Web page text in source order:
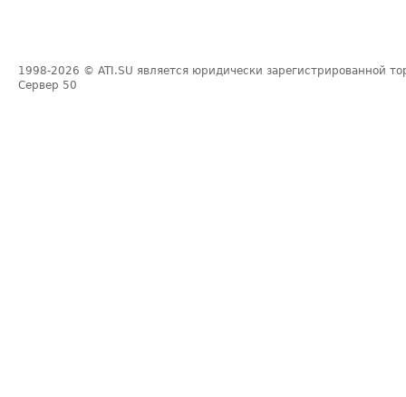
1998-2026 © ATI.SU является юридически зарегистрированной
Сервер 50